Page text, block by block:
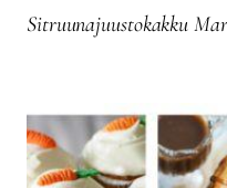
Sitruunajuustokakku